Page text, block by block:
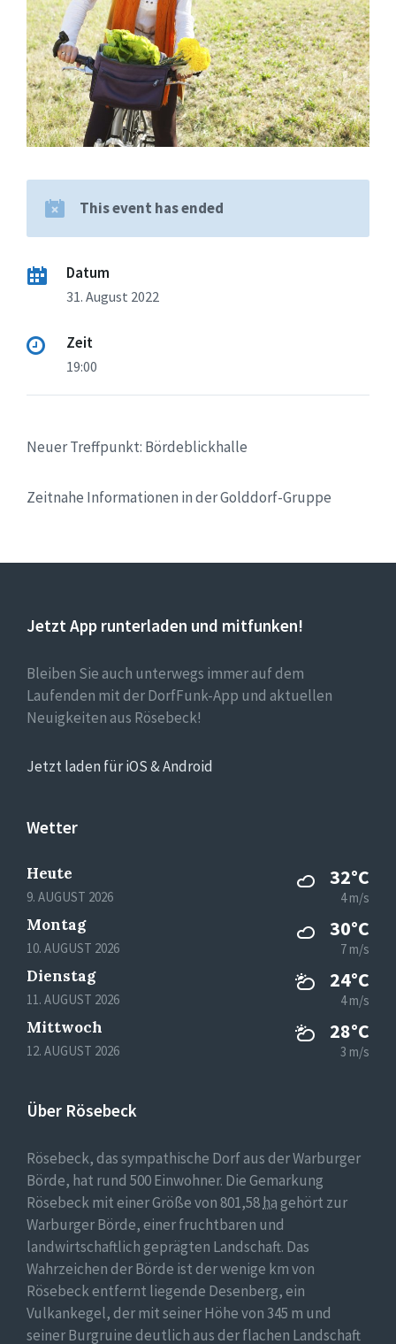
This event has ended
Datum
31. August 2022
Zeit
19:00
Neuer Treffpunkt: Bördeblickhalle
Zeitnahe Informationen in der Golddorf-Gruppe
Jetzt App runterladen und mitfunken!
Bleiben Sie auch unterwegs immer auf dem
Laufenden mit der DorfFunk-App und aktuellen
Neuigkeiten aus Rösebeck!
Jetzt laden für iOS & Android
Wetter
Heute
9. AUGUST 2026
32°C
4 m/s
Montag
10. AUGUST 2026
30°C
7 m/s
Dienstag
11. AUGUST 2026
24°C
4 m/s
Mittwoch
12. AUGUST 2026
28°C
3 m/s
Über Rösebeck
Rösebeck, das sympathische Dorf aus der Warburger
Börde, hat rund 500 Einwohner. Die Gemarkung
Rösebeck mit einer Größe von 801,58ha gehört zur
Warburger Börde, einer fruchtbaren und
landwirtschaftlich geprägten Landschaft. Das
Wahrzeichen der Börde ist der wenige km von
Rösebeck entfernt liegende Desenberg, ein
Vulkankegel, der mit seiner Höhe von 345 m und
seiner Burgruine deutlich aus der flachen Landschaft